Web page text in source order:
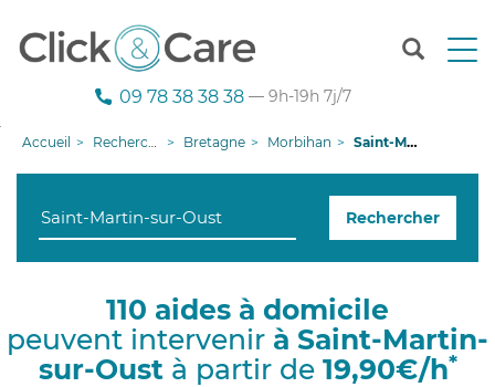
T
n
g
i
09 78 38 38 38 — 9h-19h 7j/7
Accueil Recherche aide à domicile Bretagne Morbihan Saint-Martin-sur-Oust
Rechercher
110 aides à domicile
peuvent intervenir à Saint-Martin-
sur-Oustà partir de 19,90€/h*